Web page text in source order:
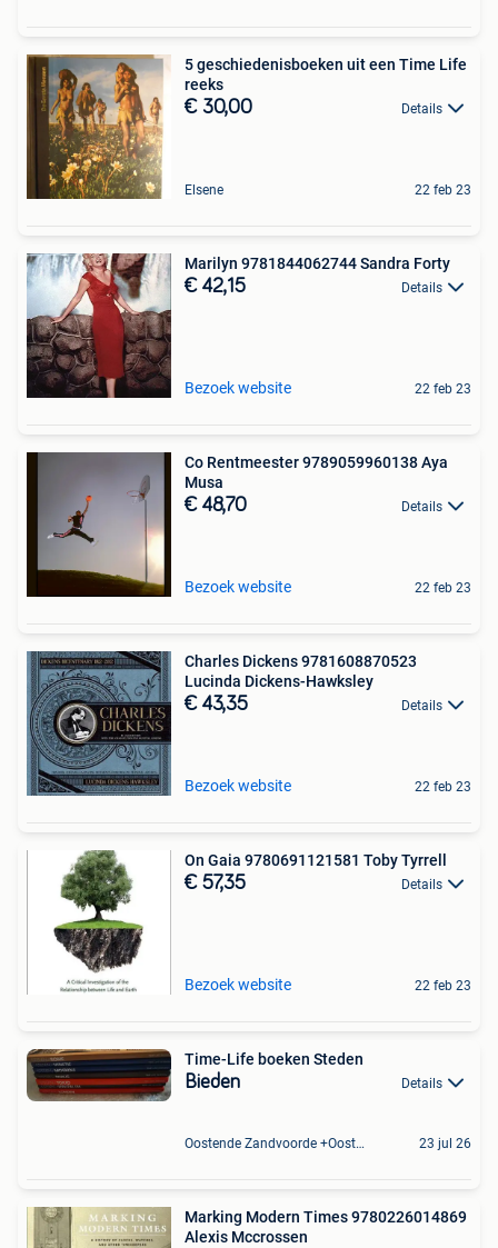
5 geschiedenisboeken uit een Time Life
reeks
€ 30,00 Details
Elsene 22 feb 23
Marilyn 9781844062744 Sandra Forty
€ 42,15 Details
Bezoek website 22 feb 23
Co Rentmeester 9789059960138 Aya
Musa
€ 48,70 Details
Bezoek website 22 feb 23
Charles Dickens 9781608870523
Lucinda Dickens-Hawksley
€ 43,35 Details
Bezoek website 22 feb 23
On Gaia 9780691121581 Toby Tyrrell
€ 57,35 Details
Bezoek website 22 feb 23
Time-Life boeken Steden
Bieden Details
Oostende Zandvoorde +Oostende 23 jul 26
Marking Modern Times 9780226014869
Alexis Mccrossen